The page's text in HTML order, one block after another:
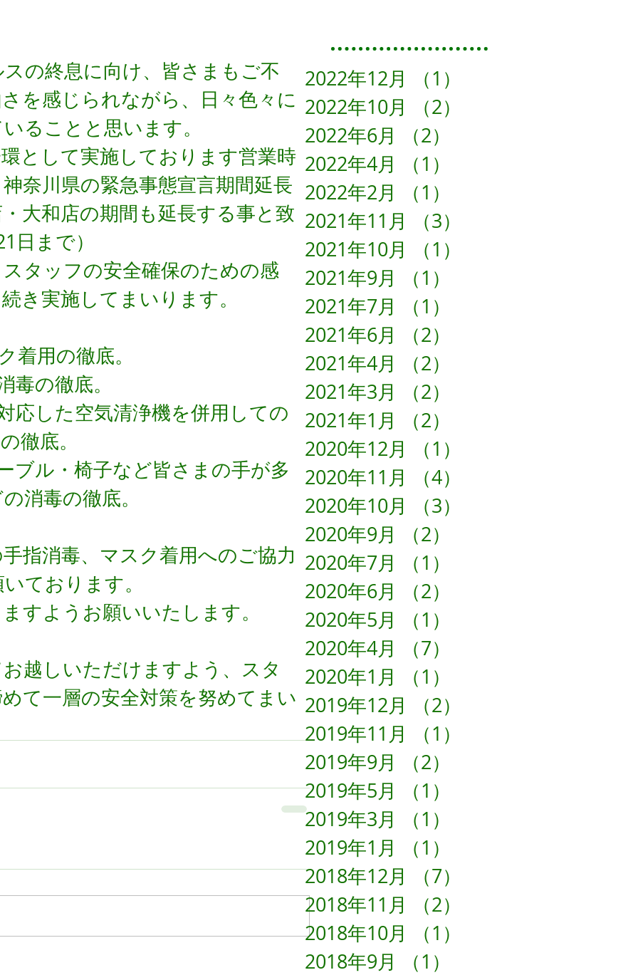
の終息に向け、皆さまもご不
を感じられながら、日々色々に
ることと思います。
として実施しております営業時
奈川県の緊急事態宣言期間延長
大和店の期間も延長する事と致
日まで）
タッフの安全確保のための感
き実施してまいります。
着用の徹底。
の徹底。
応した空気清浄機を併用しての
徹底。
ブル・椅子など皆さまの手が多
消毒の徹底。
指消毒、マスク着用へのご協力
ております。
すようお願いいたします。
越しいただけますよう、スタ
て一層の安全対策を努めてまい
2022年12月 （1）
2022年10月
（2）
2022年6月
（2）
2022年4月
（1）
2022年2月
（1）
2021年11月
（3）
2021年10月
（1）
2021年9月
（1）
2021年7月
（1）
2021年6月
（2）
2021年4月
（2）
2021年3月
（2）
2021年1月
（2）
2020年12月
（1）
2020年11月
（4）
2020年10月
（3）
2020年9月
（2）
2020年7月
（1）
2020年6月
（2）
2020年5月
（1）
2020年4月
（7）
2020年1月
（1）
2019年12月
（2）
2019年11月
（1）
2019年9月
（2）
2019年5月
（1）
2019年3月
（1）
2019年1月
（1）
2018年12月
（7）
2018年11月
（2）
2018年10月
（1）
2018年9月
（1）